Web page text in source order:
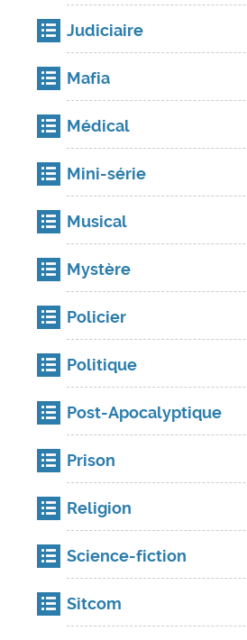
Judiciaire
Mafia
Médical
Mini-série
Musical
Mystère
Policier
Politique
Post-Apocalyptique
Prison
Religion
Science-fiction
Sitcom